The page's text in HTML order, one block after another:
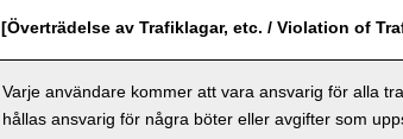
[Överträdelse av Trafiklagar, etc. / Violation of
Varje användare kommer att vara ansvarig för alla
hållas ansvarig för några böter eller avgifter som